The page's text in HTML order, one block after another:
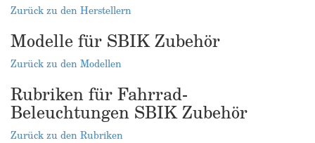
Zurück zu den Herstellern
Modelle für SBIK Zubehör
Zurück zu den Modellen
Rubriken für Fahrrad-
Beleuchtungen SBIK Zubehör
Zurück zu den Rubriken